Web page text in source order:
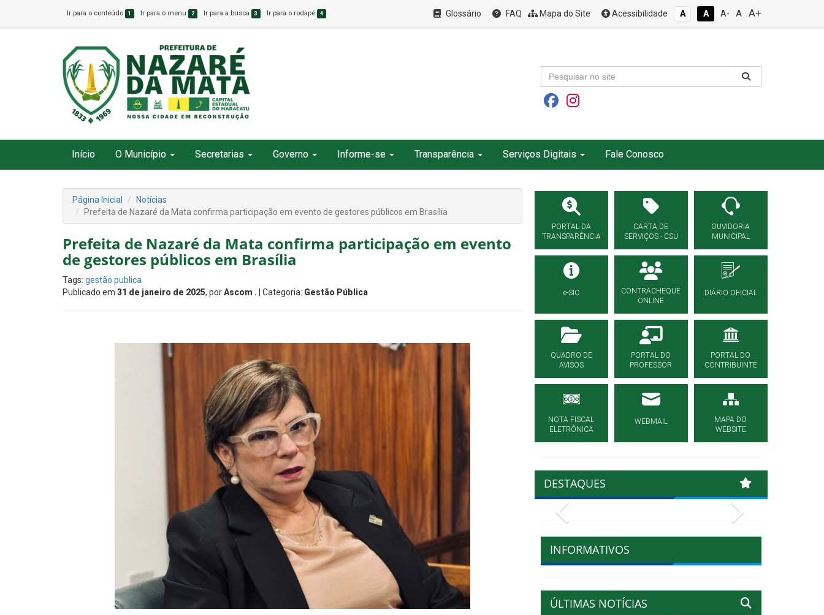
Ir para o conteúdo 1 Ir para o menu 2 Ir para a busca 3 Ir para o rodapé 4 Glossário FAQ Mapa do Site Acessibilidade A A A- A A+
Início O Município Secretarias Governo Informe-se Transparência Serviços Digitais Fale Conosco
Página Inicial
Notícias
Prefeita de Nazaré da Mata confirma participação em evento de gestores públicos em Brasília
Prefeita de Nazaré da Mata confirma participação em evento
de gestores públicos em Brasília
Tags: gestão publica
Publicado em 31 de janeiro de 2025, porAscom . | Categoria: Gestão Pública
PORTAL DA
TRANSPARÊNCIA
CARTA DE
SERVIÇOS - CSU
OUVIDORIA
MUNICIPAL
e-SIC
CONTRACHEQUE
ONLINE
DIÁRIO OFICIAL
QUADRO DE
AVISOS
PORTAL DO
PROFESSOR
PORTAL DO
CONTRIBUINTE
NOTA FISCAL
ELETRÔNICA
WEBMAIL
MAPA DO
WEBSITE
DESTAQUES
INFORMATIVOS
ÚLTIMAS NOTÍCIAS